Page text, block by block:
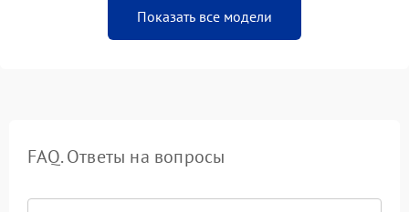
Показать все модели
FAQ. Ответы на вопросы